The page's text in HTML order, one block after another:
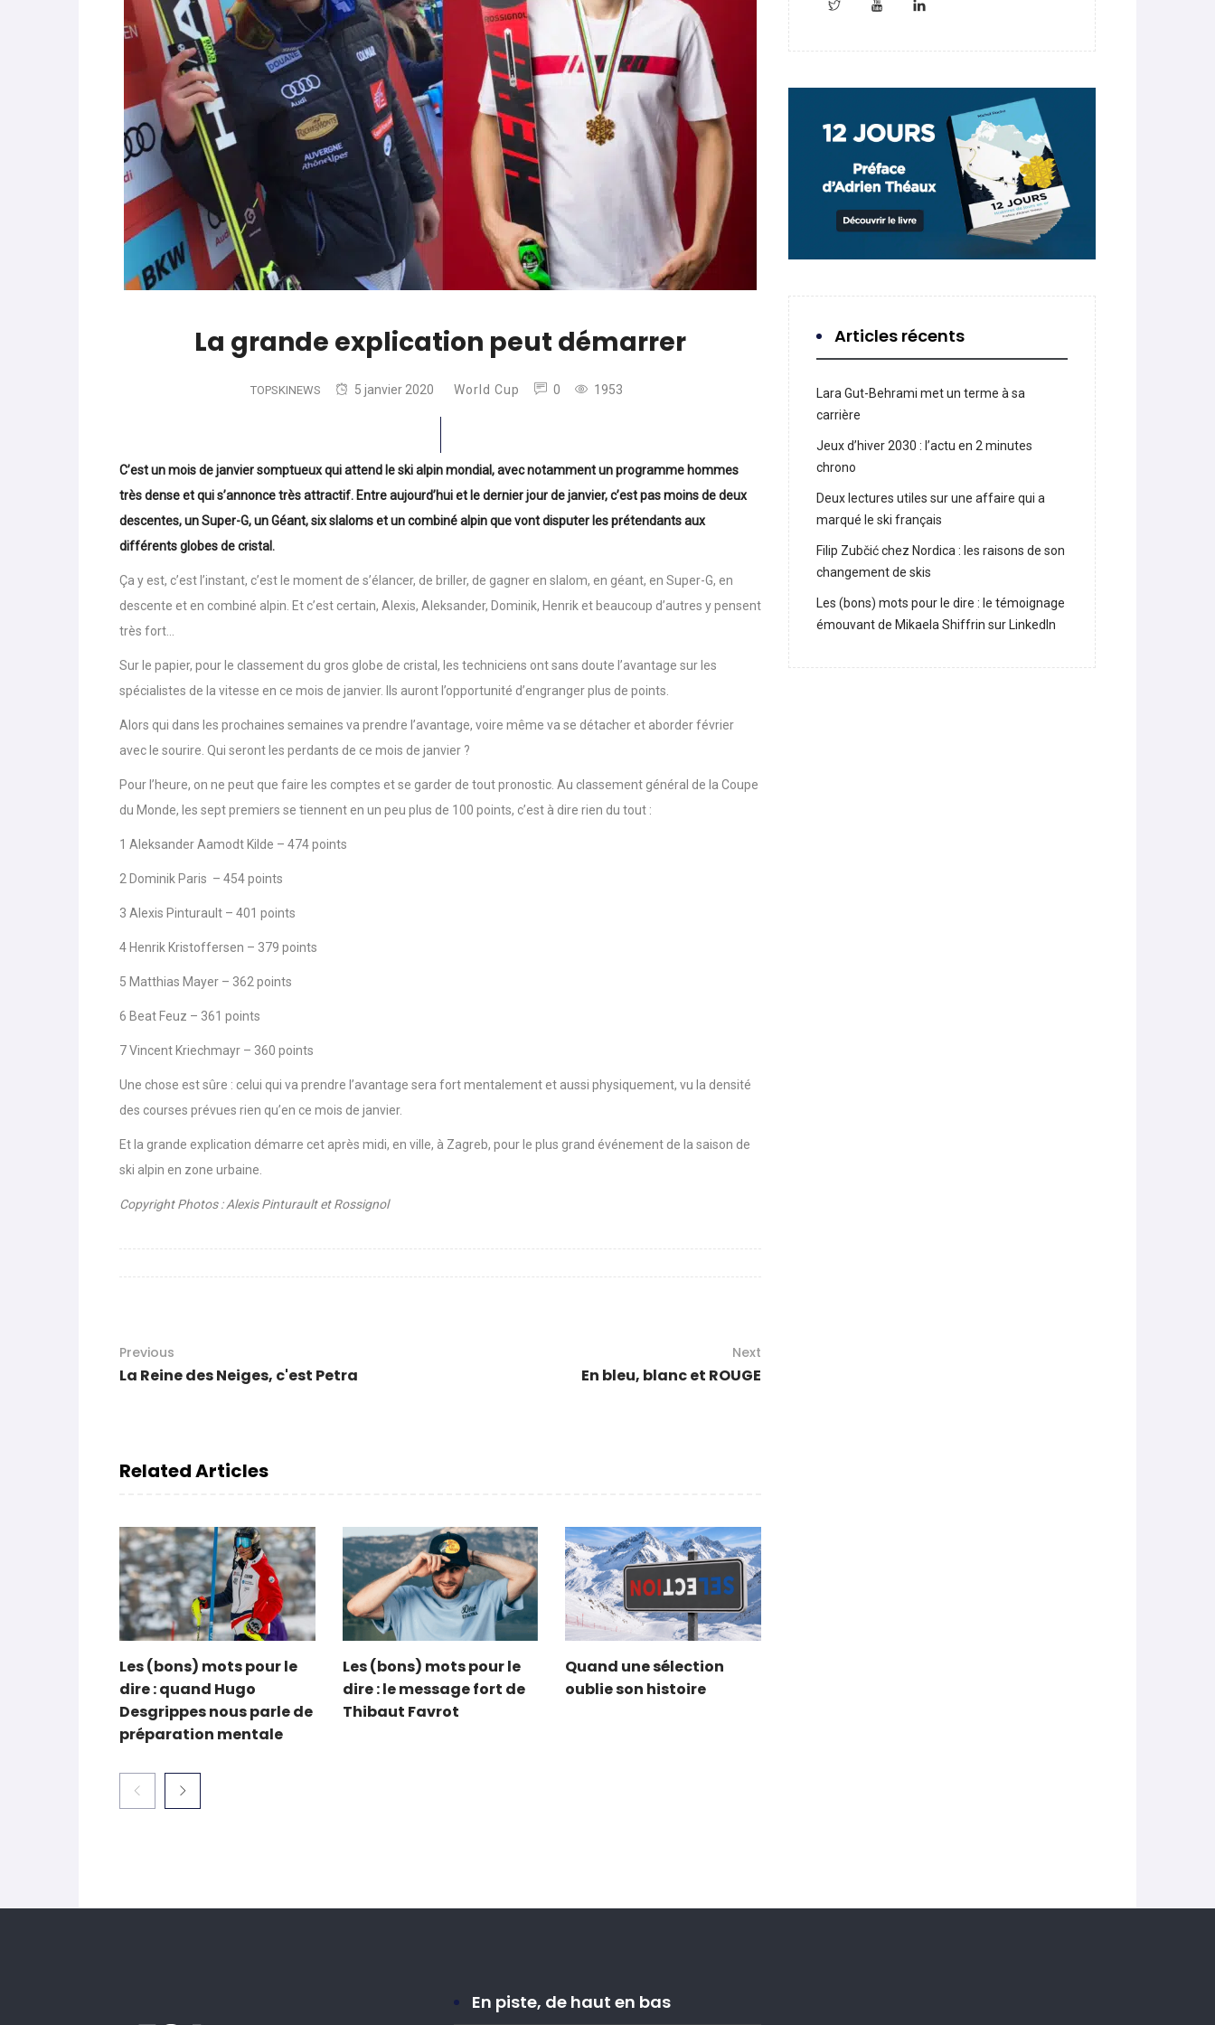
World Cup- Les (bons) mots pour le dire : quand Hugo Desgrippes nous
parle de préparation mentale
World Cup Les (bons) mots pour le dire : le message fort de Thibaut
Favrot
Evénements Lara Gut-Behrami met un terme à sa carrière
La grande explication peut démarrer
TOPSKINEWS 5 janvier 2020 World Cup 0 1953
C’est un mois de janvier somptueux qui attend le ski alpin mondial, avec notamment un programme hommes
très dense et qui s’annonce très attractif. Entre aujourd’hui et le dernier jour de janvier, c’est pas moins de deux
descentes, un Super-G, un Géant, six slaloms et un combiné alpin que vont disputer les prétendants aux
différents globes de cristal.
Ça y est, c’est l’instant, c’est le moment de s’élancer, de briller, de gagner en slalom, en géant, en Super-G, en
descente et en combiné alpin. Et c’est certain, Alexis, Aleksander, Dominik, Henrik et beaucoup d’autres y pensent
très fort…
Sur le papier, pour le classement du gros globe de cristal, les techniciens ont sans doute l’avantage sur les
spécialistes de la vitesse en ce mois de janvier. Ils auront l’opportunité d’engranger plus de points.
Alors qui dans les prochaines semaines va prendre l’avantage, voire même va se détacher et aborder février
avec le sourire. Qui seront les perdants de ce mois de janvier ?
Pour l’heure, on ne peut que faire les comptes et se garder de tout pronostic. Au classement général de la Coupe
du Monde, les sept premiers se tiennent en un peu plus de 100 points, c’est à dire rien du tout :
1 Aleksander Aamodt Kilde – 474 points
2 Dominik Paris – 454 points
3 Alexis Pinturault – 401 points
4 Henrik Kristoffersen – 379 points
5 Matthias Mayer – 362 points
6 Beat Feuz – 361 points
7 Vincent Kriechmayr – 360 points
Une chose est sûre : celui qui va prendre l’avantage sera fort mentalement et aussi physiquement, vu la densité
des courses prévues rien qu’en ce mois de janvier.
Et la grande explication démarre cet après midi, en ville, à Zagreb, pour le plus grand événement de la saison de
ski alpin en zone urbaine.
Copyright Photos : Alexis Pinturault et Rossignol
Previous
La Reine des Neiges, c'est Petra
Next
En bleu, blanc et ROUGE
Related Articles
Les (bons) mots pour le
dire : quand Hugo
Desgrippes nous parle de
préparation mentale
Les (bons) mots pour le
dire : le message fort de
Thibaut Favrot
Quand une sélection
oublie son histoire
Articles récents
Lara Gut-Behrami met un terme à sa
carrière
Jeux d’hiver 2030 : l’actu en 2 minutes
chrono
Deux lectures utiles sur une affaire qui a
marqué le ski français
Filip Zubčić chez Nordica : les raisons de son
changement de skis
Les (bons) mots pour le dire : le témoignage
émouvant de Mikaela Shiffrin sur LinkedIn
En piste, de haut en bas